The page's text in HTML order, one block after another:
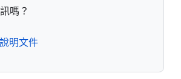
嗎？
明文件